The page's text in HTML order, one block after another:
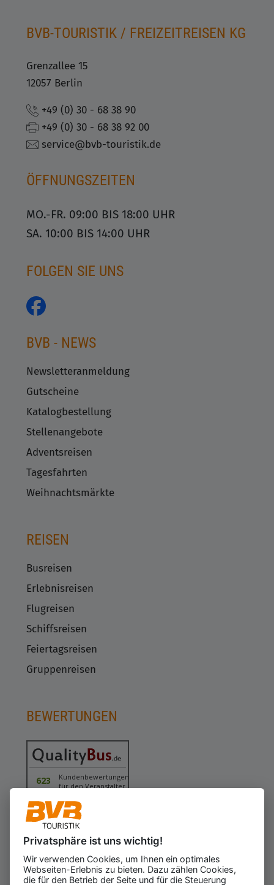
BVB-TOURISTIK / FREIZEITREISEN KG
Grenzallee 15
12057 Berlin
+49 (0) 30 - 68 38 90
+49 (0) 30 - 68 38 92 00
service@bvb-touristik.de
ÖFFNUNGSZEITEN
MO.-FR. 09:00 BIS 18:00 UHR
SA. 10:00 BIS 14:00 UHR
FOLGEN SIE UNS
BVB - NEWS
Newsletteranmeldung
Gutscheine
Katalogbestellung
Stellenangebote
Adventsreisen
Tagesfahrten
Weihnachtsmärkte
REISEN
Busreisen
Erlebnisreisen
Flugreisen
Schiffsreisen
Feiertagsreisen
Gruppenreisen
BEWERTUNGEN
623
Kundenbewertungen
für den Veranstalter
Gesamtbewertung
4.43von 5.00
Weiterempfehlung
97%
05.08.2026 ⓘ Echte Bewertungen
Privatsphäre ist uns wichtig!
Wir verwenden Cookies, um Ihnen ein optimales
Webseiten-Erlebnis zu bieten. Dazu zählen Cookies,
die für den Betrieb der Seite und für die Steuerung